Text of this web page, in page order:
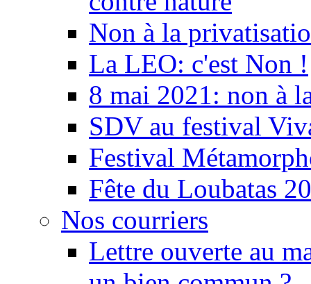
Non à la
La LEO: c'est Non !
8 mai 2021: non à
SDV au festival
Festival
Fête du Loubatas
Nos courriers
Lettre ouverte au